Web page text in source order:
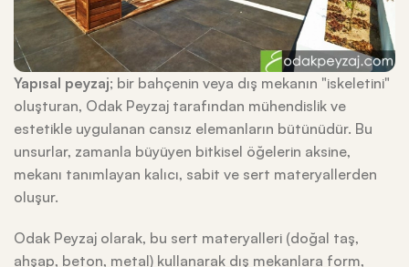
Yapısal peyzaj; bir bahçenin veya dış mekanın "iskeletini"
oluşturan, Odak Peyzaj tarafından mühendislik ve
estetikle uygulanan cansız elemanların bütünüdür. Bu
unsurlar, zamanla büyüyen bitkisel öğelerin aksine,
mekanı tanımlayan kalıcı, sabit ve sert materyallerden
oluşur.
Odak Peyzaj olarak, bu sert materyalleri (doğal taş,
ahşap, beton, metal) kullanarak dış mekanlara form,